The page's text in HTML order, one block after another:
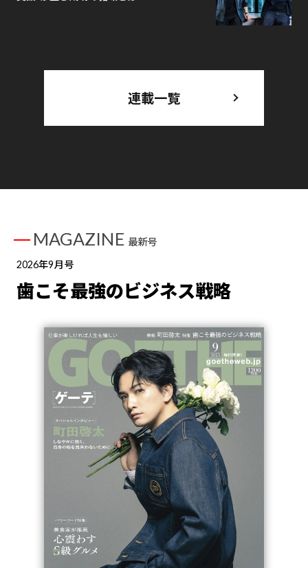
連載一覧
MAGAZINE 最新号
2026年9月号
歯こそ最強のビジネス戦略